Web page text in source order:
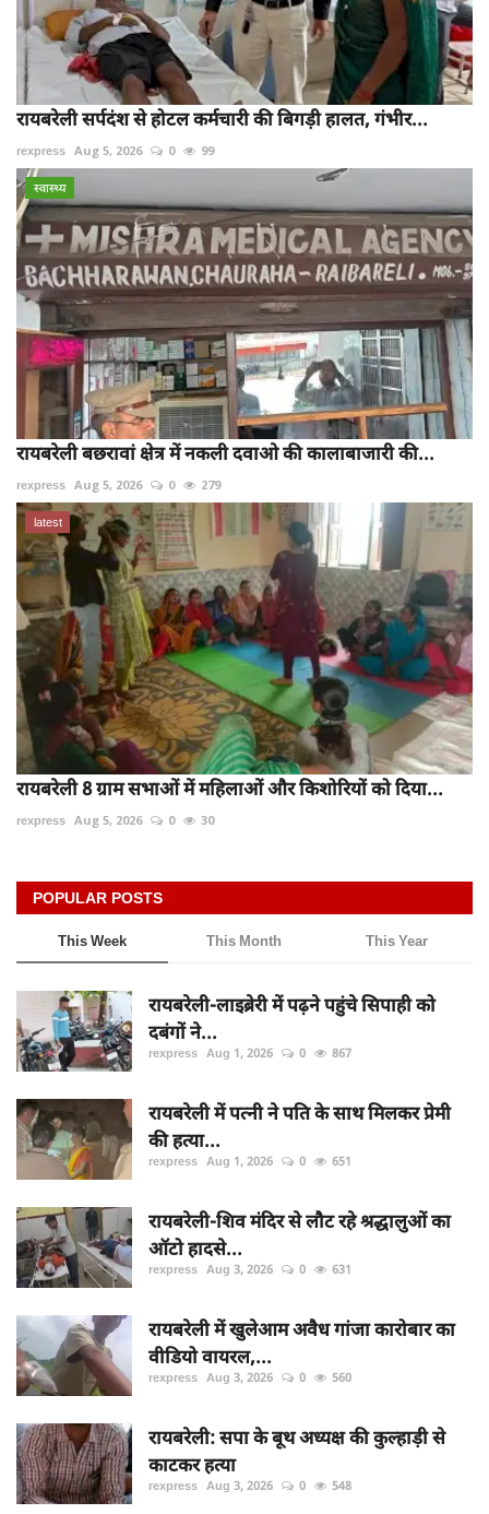
रायबरेली सर्पदंश से होटल कर्मचारी की बिगड़ी हालत, गंभीर...
rexpress Aug 5, 2026 0 99
स्वास्थ्य
रायबरेली बछरावां क्षेत्र में नकली दवाओ की कालाबाजारी की...
rexpress Aug 5, 2026 0 279
latest
रायबरेली 8 ग्राम सभाओं में महिलाओं और किशोरियों को दिया...
rexpress Aug 5, 2026 0 30
POPULAR POSTS
This Week This Month This Year
रायबरेली-लाइब्रेरी में पढ़ने पहुंचे सिपाही को
दबंगों ने...
rexpress Aug 1, 2026 0 867
रायबरेली में पत्नी ने पति के साथ मिलकर प्रेमी
की हत्या...
rexpress Aug 1, 2026 0 651
रायबरेली-शिव मंदिर से लौट रहे श्रद्धालुओं का
ऑटो हादसे...
rexpress Aug 3, 2026 0 631
रायबरेली में खुलेआम अवैध गांजा कारोबार का
वीडियो वायरल,...
rexpress Aug 3, 2026 0 560
रायबरेली: सपा के बूथ अध्यक्ष की कुल्हाड़ी से
काटकर हत्या
rexpress Aug 3, 2026 0 548